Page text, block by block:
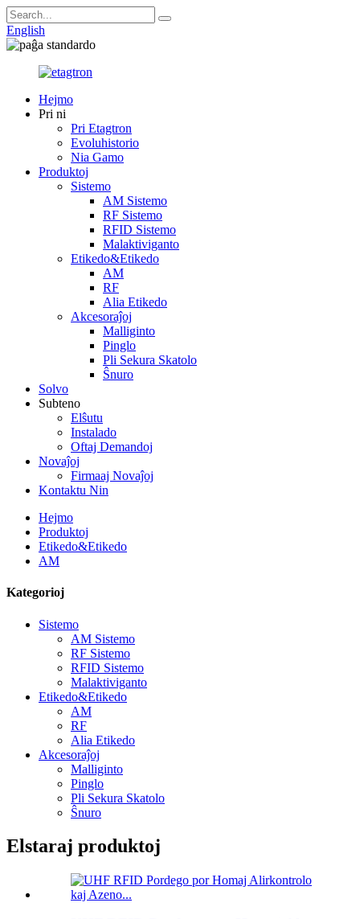
English
Hejmo
Pri ni
Pri Etagtron
Evoluhistorio
Nia Gamo
Produktoj
Sistemo
AM Sistemo
RF Sistemo
RFID Sistemo
Malaktiviganto
Etikedo&Etikedo
AM
RF
Alia Etikedo
Akcesoraĵoj
Malliginto
Pinglo
Pli Sekura Skatolo
Ŝnuro
Solvo
Subteno
Elŝutu
Instalado
Oftaj Demandoj
Novaĵoj
Firmaaj Novaĵoj
Kontaktu Nin
Hejmo
Produktoj
Etikedo&Etikedo
AM
Kategorioj
Sistemo
AM Sistemo
RF Sistemo
RFID Sistemo
Malaktiviganto
Etikedo&Etikedo
AM
RF
Alia Etikedo
Akcesoraĵoj
Malliginto
Pinglo
Pli Sekura Skatolo
Ŝnuro
Elstaraj produktoj